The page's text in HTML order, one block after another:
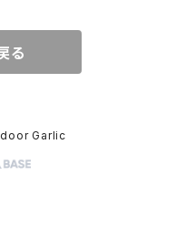
る
Garlic